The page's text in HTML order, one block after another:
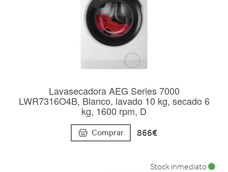
Lavasecadora AEG Series 7000
LWR7316O4B, Blanco, lavado 10 kg, secado 6
kg, 1600 rpm, D
Comprar 866€
Stock inmediato